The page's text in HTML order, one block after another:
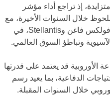
إذ تراجع أداء مؤشر
خلال السنوات الأخيرة، مع
انخفاض أسهم كبرى الشركات مثل فولكس فاغن وStellantis، في
وتباطؤ السوق العالمي.
الأوروبية قد يعتمد على قدرتها
الدفاعية، بما يعيد رسم
خلال السنوات المقبلة.